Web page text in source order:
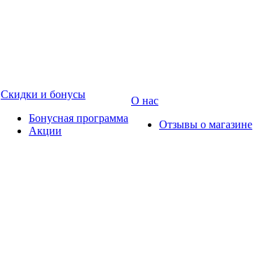
Скидки и бонусы
Бонусная программа
Акции
О нас
Отзывы о магазине